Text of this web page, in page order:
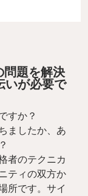
問題を解決
いが必要で
すか？
ましたか、あ
者のテクニカ
ティの双方か
所です。サイ